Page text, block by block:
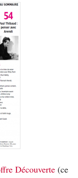
Découverte (ce